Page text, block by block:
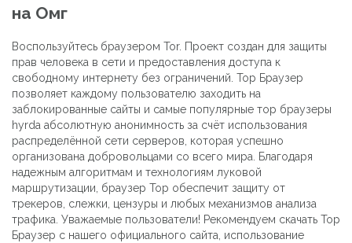
на Омг
Воспользуйтесь браузером Tor. Проект создан для защиты
прав человека в сети и предоставления доступа к
свободному интернету без ограничений. Тор Браузер
позволяет каждому пользователю заходить на
заблокированные сайты и самые популярные тор браузеры
hyrda абсолютную анонимность за счёт использования
распределённой сети серверов, которая успешно
организована добровольцами со всего мира. Благодаря
надежным алгоритмам и технологиям луковой
маршрутизации, браузер Тор обеспечит защиту от
трекеров, слежки, цензуры и любых механизмов анализа
трафика. Уважаемые пользователи! Рекомендуем скачать Тор
Браузер с нашего официального сайта, использование